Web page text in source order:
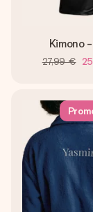
Kimono
27,99 €